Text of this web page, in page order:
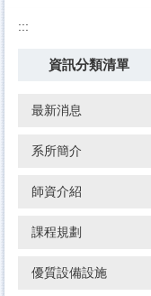
:::
資訊分類清單
最新消息
系所簡介
師資介紹
課程規劃
優質設備設施